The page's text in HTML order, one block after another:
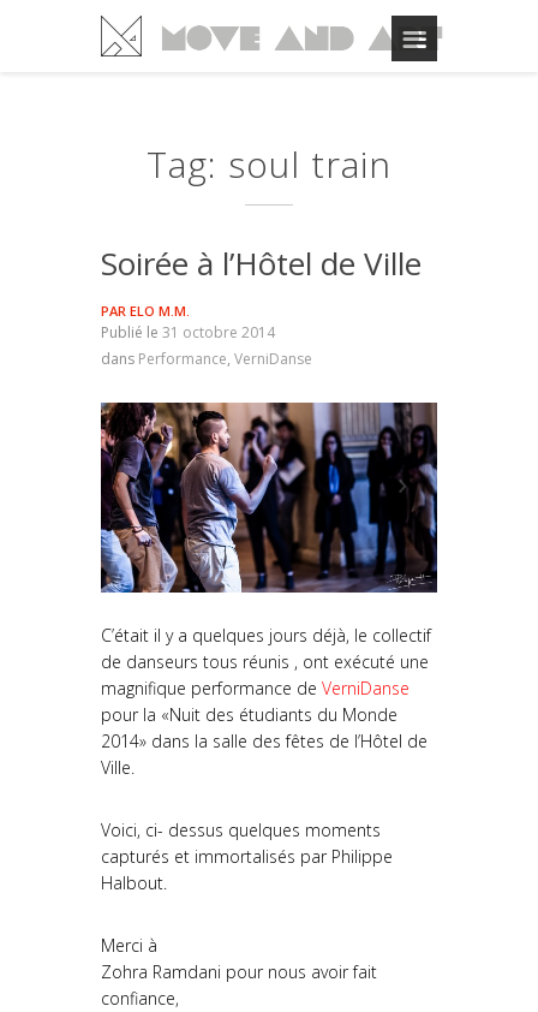
Tag: soul train
Soirée à l’Hôtel de Ville
PAR ELO M.M.
Publié le 31 octobre 2014
dans Performance, VerniDanse
C’était il y a quelques jours déjà, le collectif
de danseurs tous réunis , ont exécuté une
magnifique performance de VerniDanse
pour la «Nuit des étudiants du Monde
2014» dans la salle des fêtes de l’Hôtel de
Ville.
Voici, ci- dessus quelques moments
capturés et immortalisés par Philippe
Halbout.
Merci à
Zohra Ramdani pour nous avoir fait
confiance,